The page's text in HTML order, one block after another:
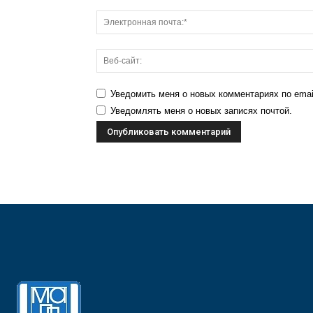
Уведомить меня о новых комментариях по
Уведомлять меня о новых записях почтой.